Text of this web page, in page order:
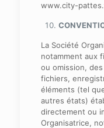
www.city-
La Société
notamment aux
ou omission,
fichiers,
éléments (tel
autres états)
directement ou
Organisatrice,